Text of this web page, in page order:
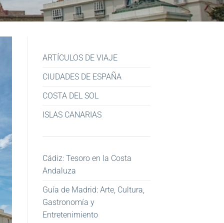
ARTÍCULOS DE VIAJE
CIUDADES DE ESPAÑA
COSTA DEL SOL
ISLAS CANARIAS
Cádiz: Tesoro en la Costa
Andaluza
Guía de Madrid: Arte, Cultura,
Gastronomía y
Entretenimiento